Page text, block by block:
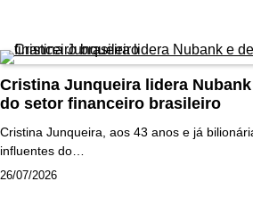
Cristina Junqueira lidera
do setor financeiro brasileiro
Cristina Junqueira, aos 43 anos e já
influentes do…
26/07/2026